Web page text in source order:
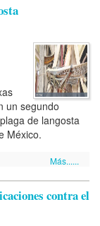
un segundo
de langosta
México.
Más......
contra el